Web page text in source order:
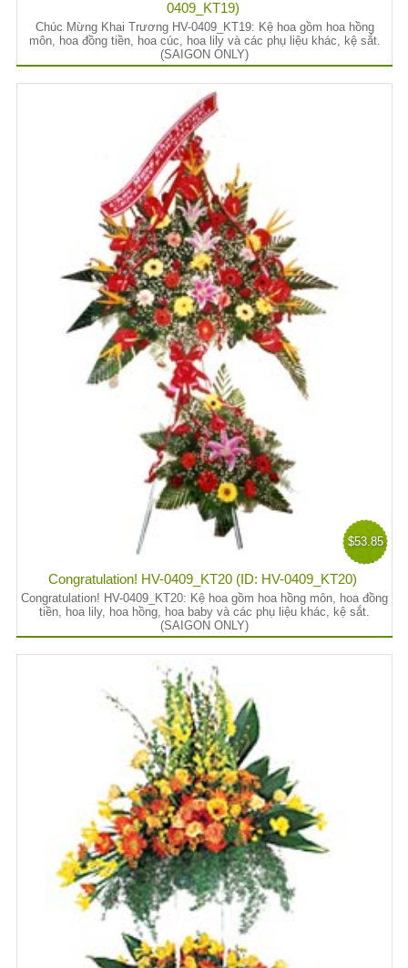
0409_KT19)
Chúc Mừng Khai Trương HV-0409_KT19: Kệ hoa gồm hoa hồng
môn, hoa đồng tiền, hoa cúc, hoa lily và các phụ liệu khác, kệ sắt.
(SAIGON ONLY)
$53.85
Congratulation! HV-0409_KT20 (ID: HV-0409_KT20)
Congratulation! HV-0409_KT20: Kệ hoa gồm hoa hồng môn, hoa đồng
tiền, hoa lily, hoa hồng, hoa baby và các phụ liệu khác, kệ sắt.
(SAIGON ONLY)